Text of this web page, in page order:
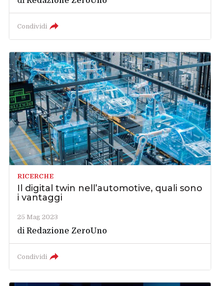
Condividi
RICERCHE
Il digital twin nell’automotive, quali sono
i vantaggi
25 Mag 2023
diRedazione ZeroUno
Condividi